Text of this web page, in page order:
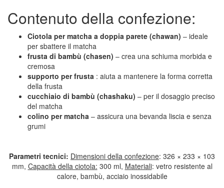
Contenuto della confezione:
Ciotola per matcha a doppia parete (chawan) – ideale
per sbattere il matcha
frusta di bambù (chasen) – crea una schiuma morbida e
cremosa
supporto per frusta : aiuta a mantenere la forma corretta
della frusta
cucchiaio di bambù (chashaku) – per il dosaggio preciso
del matcha
colino per matcha – assicura una bevanda liscia e senza
grumi
Parametri tecnici: Dimensioni della confezione: 326 × 233 × 103
mm, Capacità della ciotola: 300 ml, Materiali: vetro resistente al
calore, bambù, acciaio inossidabile